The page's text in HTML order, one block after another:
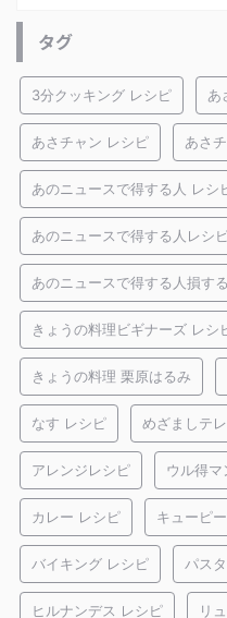
タグ
3分クッキング レシピ あ
あさチャン レシピ あさ
あのニュースで得する人 レシ
あのニュースで得する人レシ
あのニュースで得する人損す
きょうの料理ビギナーズ レシ
きょうの料理 栗原はるみ
なす レシピ めざましテ
アレンジレシピ ウル得
カレー レシピ キューピ
バイキング レシピ パス
ヒルナンデス レシピ リ